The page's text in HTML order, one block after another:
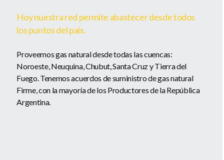
Hoy nuestra red permite abastecer desde todos
los puntos del país.
Proveemos gas natural desde todas las cuencas:
Noroeste, Neuquina, Chubut, Santa Cruz y Tierra del
Fuego. Tenemos acuerdos de suministro de gas natural
Firme, con la mayoría de los Productores de la República
Argentina.